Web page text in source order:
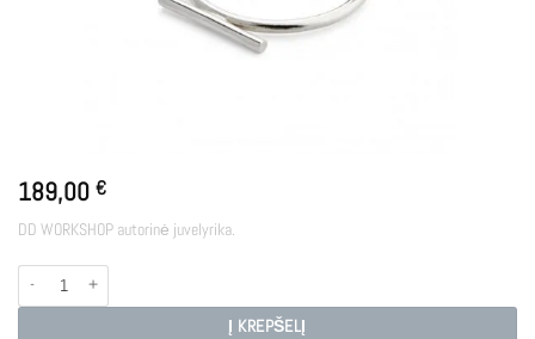
189,00 €
DD WORKSHOP autorinė juvelyrika.
produkto kiekis: PIN GO
Į KREPŠELĮ